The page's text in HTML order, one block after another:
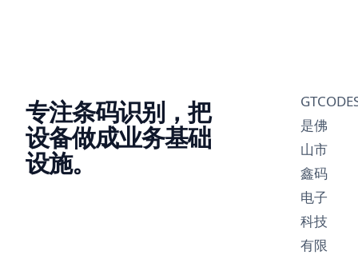
专注条码识别，把
设备做成业务基础
设施。
是佛
山市
鑫码
电子
科技
有限